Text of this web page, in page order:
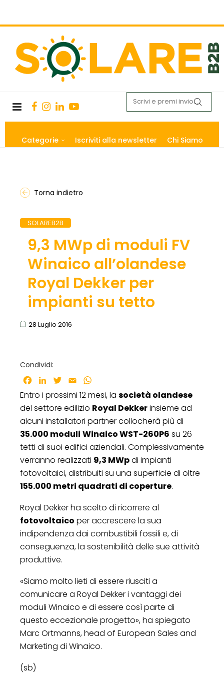
Categorie Iscriviti alla newsletter Chi Siamo
Torna indietro
SOLAREB2B
9,3 MWp di moduli FV
Winaico all’olandese
Royal Dekker per
impianti su tetto
28 Luglio 2016
Condividi:
Facebook
LinkedInTwitter
Email
Entro i prossimi 12 mesi, la società olandese
del settore edilizio Royal Dekkerinsieme ad
alcuni installatori partner collocherà più di
35.000 moduli Winaico WST-260P6 su 26
tetti di suoi edifici aziendali. Complessivamente
verranno realizzati 9,3 MWpdi impianti
fotovoltaici, distribuiti su una superficie di oltre
155.000 metri quadrati di coperture.
Royal Dekker ha scelto di ricorrere al
fotovoltaico per accrescere la sua
indipendenza dai combustibili fossili e, di
conseguenza, la sostenibilità delle sue attività
produttive.
«Siamo molto lieti di essere riusciti a
comunicare a Royal Dekker i vantaggi dei
moduli Winaico e di essere così parte di
questo eccezionale progetto», ha spiegato
Marc Ortmanns, head of European Sales and
Marketing di Winaico.
(sb)